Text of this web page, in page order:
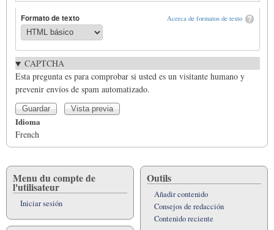
Acerca de formatos de texto
Formato de texto
CAPTCHA
Esta pregunta es para comprobar si usted es un visitante humano y
prevenir envíos de spam automatizado.
Idioma
French
Menu du compte de
l'utilisateur
Iniciar sesión
Outils
Añadir contenido
Consejos de redacción
Contenido reciente